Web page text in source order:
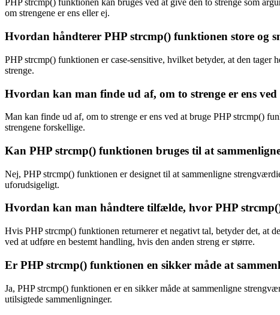
PHP strcmp() funktionen kan bruges ved at give den to strenge som
om strengene er ens eller ej.
Hvordan håndterer PHP strcmp() funktionen store og
PHP strcmp() funktionen er case-sensitive, hvilket betyder, at den
strenge.
Hvordan kan man finde ud af, om to strenge er ens
Man kan finde ud af, om to strenge er ens ved at bruge PHP strcmp()
strengene forskellige.
Kan PHP strcmp() funktionen bruges til at
Nej, PHP strcmp() funktionen er designet til at sammenligne
uforudsigeligt.
Hvordan kan man håndtere tilfælde, hvor PHP
Hvis PHP strcmp() funktionen returnerer et negativt tal, betyder det, at
ved at udføre en bestemt handling, hvis den anden streng er større.
Er PHP strcmp() funktionen en sikker måde at
Ja, PHP strcmp() funktionen er en sikker måde at sammenligne
utilsigtede sammenligninger.